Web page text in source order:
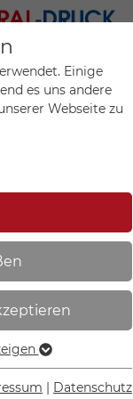
Mo.-Fr. 09:00-17:00
+49 (0)711 55 75 25
| aus
Einige
es uns andere
Webseite zu
Funktionen
Datenschutz